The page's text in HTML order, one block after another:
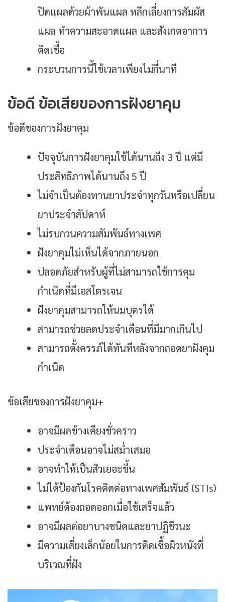
ปิดแผลด้วยผ้าพันแผล หลีกเลี่ยงการสัมผัส
แผล ทำความสะอาดแผล และสังเกตอาการ
ติดเชื้อ
กระบวนการนี้ใช้เวลาเพียงไม่กี่นาที
ข้อดี ข้อเสียของการฝังยาคุม
ข้อดีของการฝังยาคุม
ปัจจุบันการฝังยาคุมใช้ได้นานถึง 3 ปี แต่มี
ประสิทธิภาพได้นานถึง 5 ปี
ไม่จำเป็นต้องทานยาประจำทุกวันหรือเปลี่ยน
ยาประจำสัปดาห์
ไม่รบกวนความสัมพันธ์ทางเพศ
ฝังยาคุมไม่เห็นได้จากภายนอก
ปลอดภัยสำหรับผู้ที่ไม่สามารถใช้การคุม
กำเนิดที่มีเอสโตรเจน
ฝังยาคุมสามารถให้นมบุตรได้
สามารถช่วยลดประจำเดือนที่มีมากเกินไป
สามารถตั้งครรภ์ได้ทันทีหลังจากถอดยาฝังคุม
กำเนิด
ข้อเสียของการฝังยาคุม+
อาจมีผลข้างเคียงชั่วคราว
ประจำเดือนอาจไม่สม่ำเสมอ
อาจทำให้เป็นสิวเยอะขึ้น
ไม่ได้ป้องกันโรคติดต่อทางเพศสัมพันธ์ (STIs)
แพทย์ต้องถอดออกเมื่อใช้เสร็จแล้ว
อาจมีผลต่อยาบางชนิดและยาปฏิชีวนะ
มีความเสี่ยงเล็กน้อยในการติดเชื้อผิวหนังที่
บริเวณที่ฝัง